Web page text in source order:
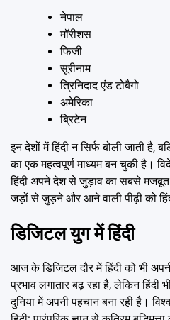
नेपाल
मॉरीशस
फिजी
सूरीनाम
त्रिनिदाद एंड टोबैगो
अमेरिका
ब्रिटेन
इन देशों में हिंदी न सिर्फ बोली जाती है,
का एक महत्वपूर्ण माध्यम बन चुकी है।
हिंदी अपने देश से जुड़ाव का सबसे मजबूत
जड़ों से जुड़ने और आने वाली पीढ़ी को
डिजिटल युग में हिंदी
आज के डिजिटल दौर में हिंदी को भी
प्रभाव लगातार बढ़ रहा है, लेकिन हिंदी
दुनिया में अपनी पहचान बना रही है।